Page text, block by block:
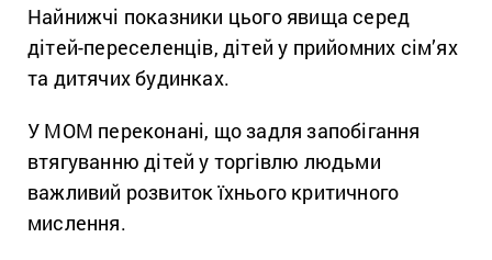
Найнижчі показники цього явища серед
дітей-переселенців, дітей у прийомних сім’ях
та дитячих будинках.
У МОМ переконані, що задля запобігання
втягуванню дітей у торгівлю людьми
важливий розвиток їхнього критичного
мислення.